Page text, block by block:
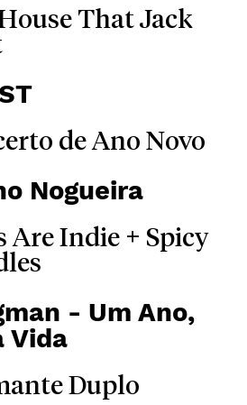
That Jack
de Ano Novo
Nogueira
Are Indie + Spicy
- Um Ano,
Vida
Duplo